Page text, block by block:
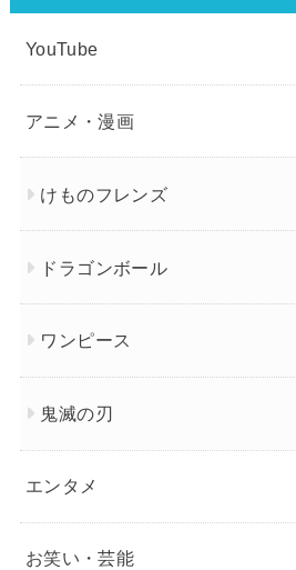
YouTube
アニメ・漫画
けものフレンズ
ドラゴンボール
ワンピース
鬼滅の刃
エンタメ
お笑い・芸能